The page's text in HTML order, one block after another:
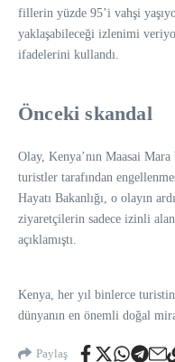
fillerin yüzde 95’i vahşi
yaklaşabileceği izlenimi
ifadelerini kullandı.
Önceki skandal
Olay, Kenya’nın Maasai
turistler tarafından
Hayatı Bakanlığı, o olayın
ziyaretçilerin sadece izinli
açıklamıştı.
Kenya, her yıl binlerce
dünyanın en önemli doğal
Paylaş